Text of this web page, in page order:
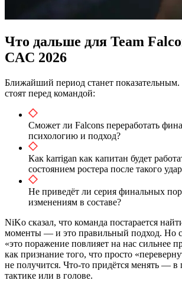
Что дальше для Team
CAC 2026
Ближайший период станет
стоят перед командой:
Сможет ли Falcons переработать
психологию и подход?
Как karrigan как капитан будет
состоянием ростера после такого
Не приведёт ли серия финальных
изменениям в составе?
NiKo сказал, что команда постарается
моменты — и это правильный подход. Но
«это поражение повлияет на нас сильнее
как признание того, что просто
не получится. Что-то придётся менять — в
тактике или в голове.